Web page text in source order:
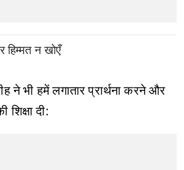
हिम्मत न खोएँ
ने भी हमें लगातार प्रार्थना करने और
शिक्षा दी: